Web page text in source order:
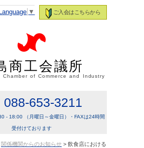
ご入会はこちらから
▼
商工会議所
Chamber of Commerce and Industry
088-653-3211
- 18:00 （月曜日～金曜日）・FAXは24時間
受付けております
関係機関からのお知らせ > 飲食店における